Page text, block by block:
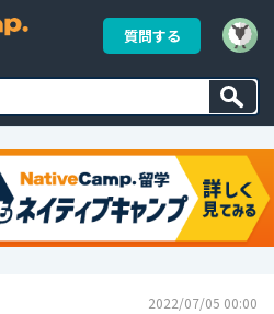
質問する
2022/07/05 00:00